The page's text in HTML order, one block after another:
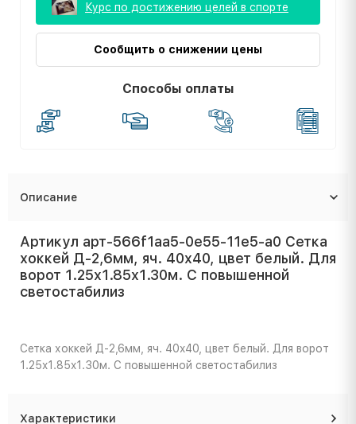
Курс по достижению целей в спорте
Сообщить о снижении цены
Способы оплаты
Описание
Артикул арт-566f1aa5-0e55-11e5-a0 Сетка
хоккей Д-2,6мм, яч. 40x40, цвет белый. Для
ворот 1.25x1.85x1.30м. С повышенной
светостабилиз
Сетка хоккей Д-2,6мм, яч. 40x40, цвет белый. Для ворот
1.25x1.85x1.30м. С повышенной светостабилиз
Характеристики